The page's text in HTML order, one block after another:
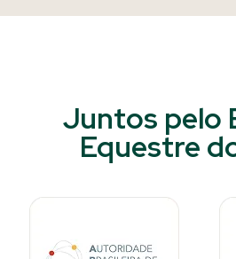
Juntos pelo
Equestre